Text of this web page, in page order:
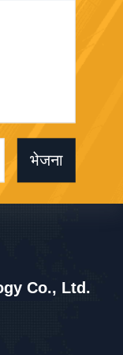
भेजना
Co., Ltd.